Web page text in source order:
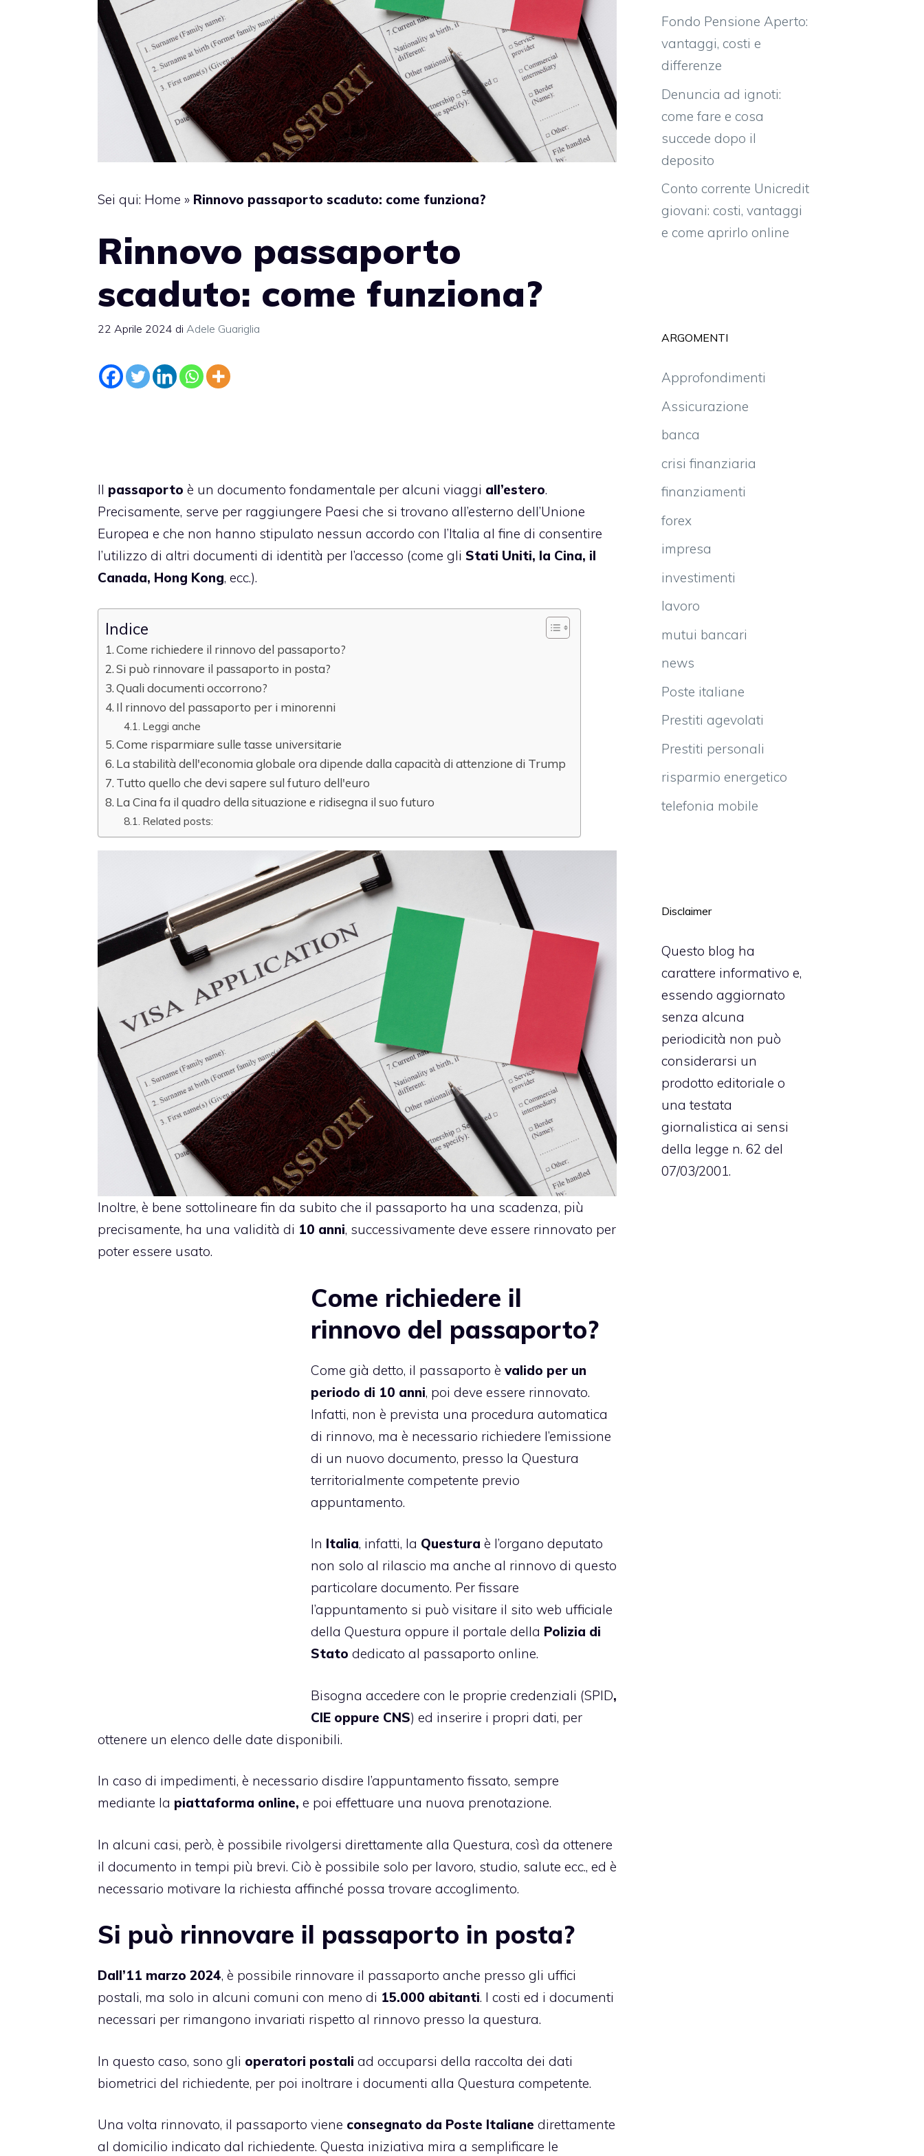
Sei qui: Home » Rinnovo passaporto scaduto: come funziona?
Rinnovo passaporto
scaduto: come funziona?
22 Aprile 2024 di Adele Guariglia
Il passaporto è un documento fondamentale per alcuni viaggi all’estero.
Precisamente, serve per raggiungere Paesi che si trovano all’esterno dell’Unione
Europea e che non hanno stipulato nessun accordo con l’Italia al fine di consentire
l’utilizzo di altri documenti di identità per l’accesso (come gli Stati Uniti, la Cina, il
Canada, Hong Kong, ecc.).
Indice
Come richiedere il rinnovo del passaporto?
Si può rinnovare il passaporto in posta?
Quali documenti occorrono?
Il rinnovo del passaporto per i minorenni
Leggi anche
Come risparmiare sulle tasse universitarie
La stabilità dell'economia globale ora dipende dalla capacità di attenzione di Trump
Tutto quello che devi sapere sul futuro dell'euro
La Cina fa il quadro della situazione e ridisegna il suo futuro
Related posts:
Inoltre, è bene sottolineare fin da subito che il passaporto ha una scadenza, più
precisamente, ha una validità di 10 anni, successivamente deve essere rinnovato per
poter essere usato.
Come richiedere il
rinnovo del passaporto?
Come già detto, il passaporto è valido per un
periodo di 10 anni, poi deve essere rinnovato.
Infatti, non è prevista una procedura automatica
di rinnovo, ma è necessario richiedere l’emissione
di un nuovo documento, presso la Questura
territorialmente competente previo
appuntamento.
In Italia, infatti, la Questura è l’organo deputato
non solo al rilascio ma anche al rinnovo di questo
particolare documento. Per fissare
l’appuntamento si può visitare il sito web ufficiale
della Questura oppure il portale della Polizia di
Stato dedicato al passaporto online.
Bisogna accedere con le proprie credenziali (SPID,
CIE oppure CNS) ed inserire i propri dati, per
ottenere un elenco delle date disponibili.
In caso di impedimenti, è necessario disdire l’appuntamento fissato, sempre
mediante la piattaforma online, e poi effettuare una nuova prenotazione.
In alcuni casi, però, è possibile rivolgersi direttamente alla Questura, così da ottenere
il documento in tempi più brevi. Ciò è possibile solo per lavoro, studio, salute ecc., ed è
necessario motivare la richiesta affinché possa trovare accoglimento.
Si può rinnovare il passaporto in posta?
Dall’11 marzo 2024, è possibile rinnovare il passaporto anche presso gli uffici
postali, ma solo in alcuni comuni con meno di 15.000 abitanti. I costi ed i documenti
necessari per rimangono invariati rispetto al rinnovo presso la questura.
In questo caso, sono gli operatori postali ad occuparsi della raccolta dei dati
biometrici del richiedente, per poi inoltrare i documenti alla Questura competente.
Una volta rinnovato, il passaporto viene consegnato da Poste Italiane direttamente
al domicilio indicato dal richiedente. Questa iniziativa mira a semplificare le
Fondo Pensione Aperto:
vantaggi, costi e
differenze
Denuncia ad ignoti:
come fare e cosa
succede dopo il
deposito
Conto corrente Unicredit
giovani: costi, vantaggi
e come aprirlo online
ARGOMENTI
Approfondimenti
Assicurazione
banca
crisi finanziaria
finanziamenti
forex
impresa
investimenti
lavoro
mutui bancari
news
Poste italiane
Prestiti agevolati
Prestiti personali
risparmio energetico
telefonia mobile
Disclaimer
Questo blog ha
carattere informativo e,
essendo aggiornato
senza alcuna
periodicità non può
considerarsi un
prodotto editoriale o
una testata
giornalistica ai sensi
della legge n. 62 del
07/03/2001.